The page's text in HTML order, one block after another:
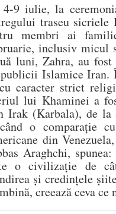
9 iulie, la
traseu
membri ai
inclusiv micul
luni, Zahra, au
Islamice Iran.
caracter strict
lui Khaminei a
Irak (Karbala), de
o comparație
din
Araghchi,
o civilizație de
și credințele
creează ceva